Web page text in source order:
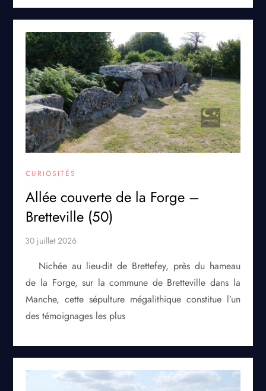
CURIOSITÉS
Allée couverte de la Forge –
Bretteville (50)
Nichée au lieu-dit de Brettefey, près du hameau
de la Forge, sur la commune de Bretteville dans la
Manche, cette sépulture mégalithique constitue l’un
des témoignages les plus